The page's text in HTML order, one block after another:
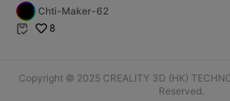
Chti-Maker-62
 8
Copyright © 2025 CREALITY 3D (HK)
Reserved.